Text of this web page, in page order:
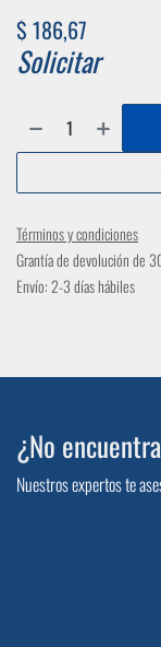
$ 186,67
Solicitar
Términos y condiciones
Grantía de devolución de
Envío: 2-3 días hábiles
¿No
Nuestros expertos te